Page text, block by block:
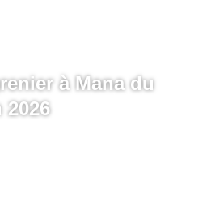
à Mana du
2026